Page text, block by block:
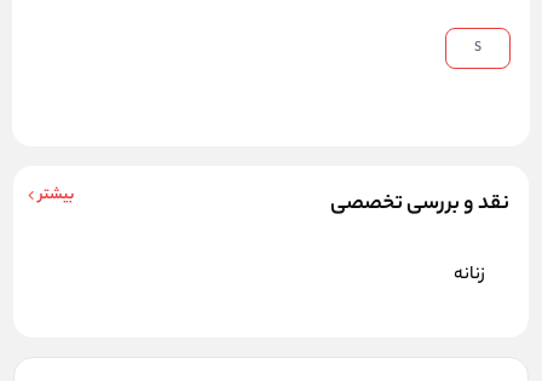
نقد و بررسی تخصصی بیشتر
زنانه
S